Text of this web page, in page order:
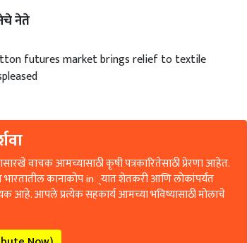
नेते
futures market brings relief to textile
वाचक आमच्यासाठी कृषी पत्रकारितेसाठी प्रेरणा आहेत.
भारतातील कानाकोप in्यात शेतकरी आणि लोकांपर्यंत
आहे. आपले प्रत्येक सहकार्य आमच्या भविष्यासाठी मोलाचे
Now)